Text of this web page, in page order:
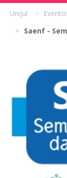
Unijuí
Saenf -